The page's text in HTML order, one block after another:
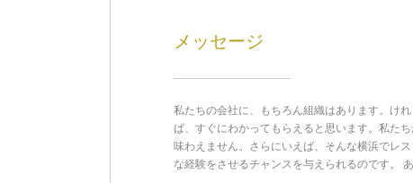
メッセージ
私たちの会社に、もちろん組織はあります。け
ば、すぐにわかってもらえると思います。私た
味わえません。さらにいえば、そんな横浜でレ
な経験をさせるチャンスを与えられるのです。